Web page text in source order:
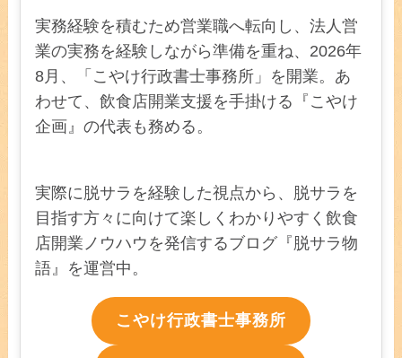
実務経験を積むため営業職へ転向し、法人営
業の実務を経験しながら準備を重ね、2026年
8月、「こやけ行政書士事務所」を開業。あ
わせて、飲食店開業支援を手掛ける『こやけ
企画』の代表も務める。
実際に脱サラを経験した視点から、脱サラを
目指す方々に向けて楽しくわかりやすく飲食
店開業ノウハウを発信するブログ『脱サラ物
語』を運営中。
こやけ行政書士事務所